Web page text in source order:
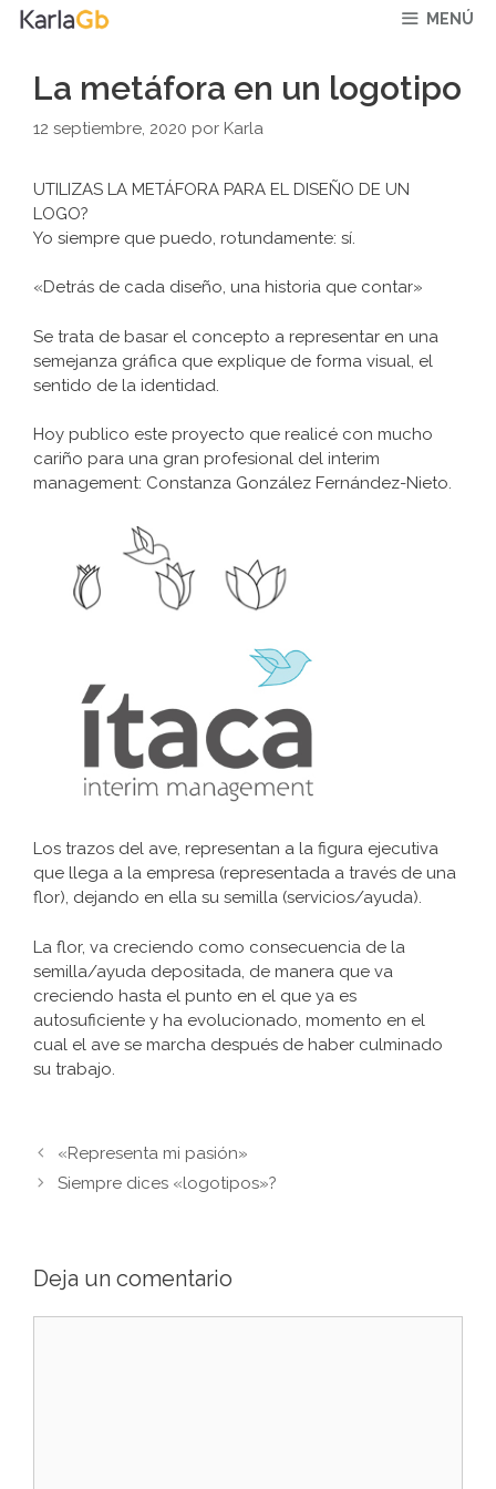
Saltar
MENÚ
La metáfora en un logotipo
12 septiembre, 2020 por Karla
UTILIZAS LA METÁFORA PARA EL DISEÑO DE UN
LOGO?
Yo siempre que puedo, rotundamente: sí.
«Detrás de cada diseño, una historia que contar»
Se trata de basar el concepto a representar en una
semejanza gráfica que explique de forma visual, el
sentido de la identidad.
Hoy publico este proyecto que realicé con mucho
cariño para una gran profesional del interim
management: Constanza González Fernández-Nieto.
Los trazos del ave, representan a la figura ejecutiva
que llega a la empresa (representada a través de una
flor), dejando en ella su semilla (servicios/ayuda).
La flor, va creciendo como consecuencia de la
semilla/ayuda depositada, de manera que va
creciendo hasta el punto en el que ya es
autosuficiente y ha evolucionado, momento en el
cual el ave se marcha después de haber culminado
su trabajo.
Navegación
de
entradas
«Representa mi pasión»
Siempre dices «logotipos»?
Deja un comentario